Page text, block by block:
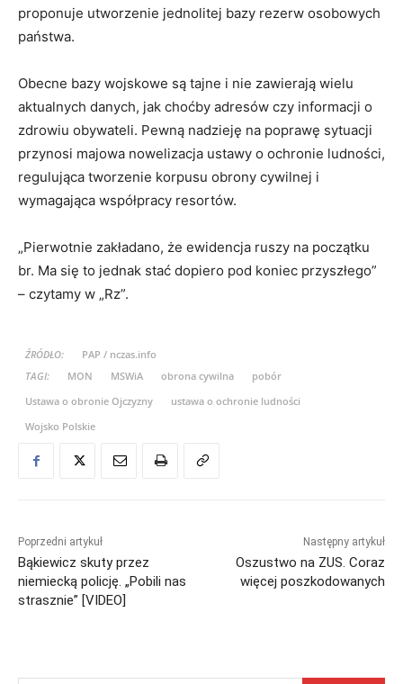
proponuje utworzenie jednolitej bazy rezerw osobowych
państwa.
Obecne bazy wojskowe są tajne i nie zawierają wielu
aktualnych danych, jak choćby adresów czy informacji o
zdrowiu obywateli. Pewną nadzieję na poprawę sytuacji
przynosi majowa nowelizacja ustawy o ochronie ludności,
regulująca tworzenie korpusu obrony cywilnej i
wymagająca współpracy resortów.
„Pierwotnie zakładano, że ewidencja ruszy na początku
br. Ma się to jednak stać dopiero pod koniec przyszłego”
– czytamy w „Rz”.
ŹRÓDŁO:
PAP / nczas.info
TAGI:
MON MSWiA obrona cywilna
pobór
Ustawa o obronie Ojczyzny
ustawa o ochronie ludności
Wojsko Polskie
Poprzedni artykuł
Bąkiewicz skuty przez
niemiecką policję. „Pobili nas
strasznie” [VIDEO]
Następny artykuł
Oszustwo na ZUS. Coraz
więcej poszkodowanych